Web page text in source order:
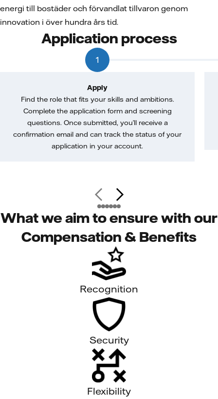
energi till bostäder och förvandlat tillvaron genom
innovation i över hundra års tid.
Application process
1
Apply
Find the role that fits your skills and ambitions.
Complete the application form and screening
questions. Once submitted, you’ll receive a
confirmation email and can track the status of your
application in your account.
What we aim to ensure with our
Compensation & Benefits
Recognition
Security
Flexibility